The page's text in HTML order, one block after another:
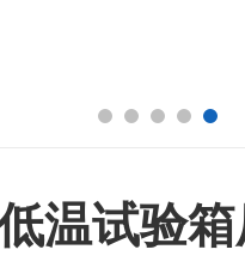
温试验